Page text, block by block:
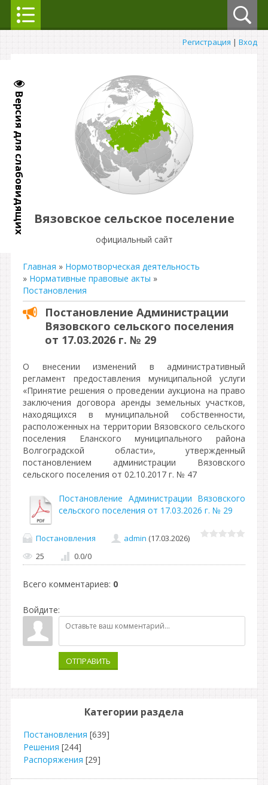
Версия для слабовидящих
Регистрация | Вход
Вязовское сельское поселение
официальный сайт
Главная » Нормотворческая деятельность
» Нормативные правовые акты »
Постановления
Постановление Администрации
Вязовского сельского поселения
от 17.03.2026 г. № 29
О внесении изменений в административный
регламент предоставления муниципальной услуги
«Принятие решения о проведении аукциона на право
заключения договора аренды земельных участков,
находящихся в муниципальной собственности,
расположенных на территории Вязовского сельского
поселения Еланского муниципального района
Волгоградской области», утвержденный
постановлением администрации Вязовского
сельского поселения от 02.10.2017 г. № 47
Постановление Администрации Вязовского
сельского поселения от 17.03.2026 г. № 29
Постановления admin (17.03.2026)
25
0.0/0
Всего комментариев: 0
Войдите:
ОТПРАВИТЬ
Категории раздела
Постановления [639]
Решения [244]
Распоряжения [29]